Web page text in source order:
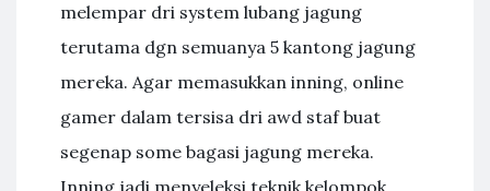
melempar dri system lubang jagung
terutama dgn semuanya 5 kantong jagung
mereka. Agar memasukkan inning, online
gamer dalam tersisa dri awd staf buat
segenap some bagasi jagung mereka.
Inning jadi menyeleksi teknik kelompok